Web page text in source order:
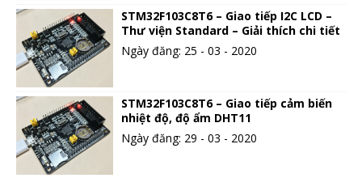
STM32F103C8T6 – Giao tiếp I2C LCD –
Thư viện Standard – Giải thích chi tiết
Ngày đăng: 25 - 03 - 2020
STM32F103C8T6 – Giao tiếp cảm biến
nhiệt độ, độ ẩm DHT11
Ngày đăng: 29 - 03 - 2020